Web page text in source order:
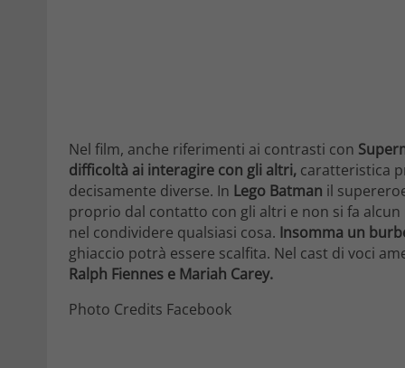
Nel film, anche riferimenti ai contrasti con
difficoltà ai interagire con gli altri, caratteristica
decisamente diverse. In Lego Batman il
proprio dal contatto con gli altri e non si fa
nel condividere qualsiasi cosa. Insomma un
ghiaccio potrà essere scalfita. Nel cast di voci
Ralph Fiennes e Mariah Carey.
Photo Credits Facebook